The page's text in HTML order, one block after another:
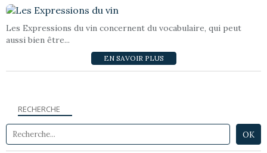
Les Expressions du vin concernent du vocabulaire, qui peut
aussi bien être...
EN SAVOIR PLUS
RECHERCHE